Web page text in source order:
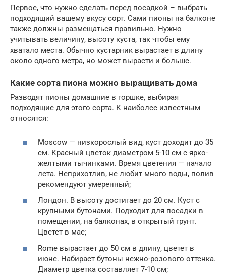
Первое, что нужно сделать перед посадкой – выбрать
подходящий вашему вкусу сорт. Сами пионы на балконе
также должны размещаться правильно. Нужно
учитывать величину, высоту куста, так чтобы ему
хватало места. Обычно кустарник вырастает в длину
около одного метра, но может вырасти и больше.
Какие сорта пиона можно выращивать дома
Разводят пионы домашние в горшке, выбирая
подходящие для этого сорта. К наиболее известным
относятся:
Moscow — низкорослый вид, куст доходит до 35
см. Красный цветок диаметром 5-10 см c ярко-
желтыми тычинками. Время цветения — начало
лета. Неприхотлив, не любит много воды, полив
рекомендуют умеренный;
Лондон. В высоту достигает до 20 см. Куст с
крупными бутонами. Подходит для посадки в
помещении, на балконах, в открытый грунт.
Цветет в мае;
Rome вырастает до 50 см в длину, цветет в
июне. Набирает бутоны нежно-розового оттенка.
Диаметр цветка составляет 7-10 см;